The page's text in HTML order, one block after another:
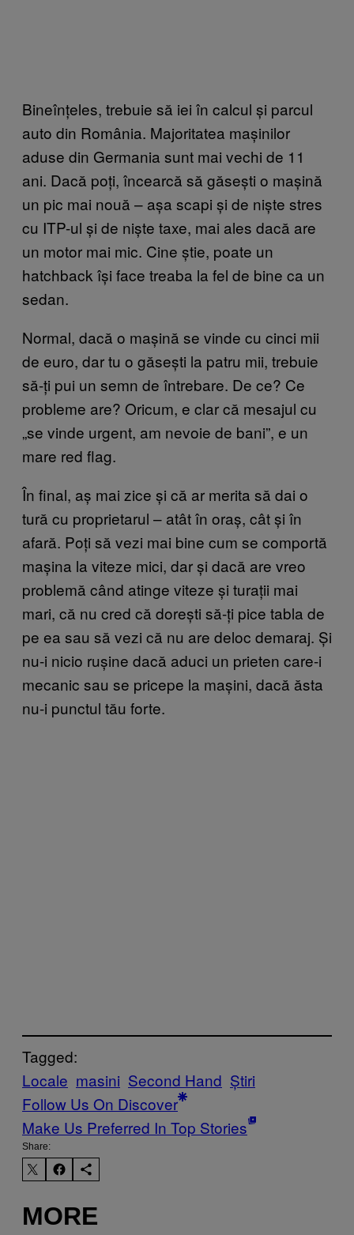
Bineînțeles, trebuie să iei în calcul și parcul
auto din România. Majoritatea mașinilor
aduse din Germania sunt mai vechi de 11
ani. Dacă poți, încearcă să găsești o mașină
un pic mai nouă – așa scapi și de niște stres
cu ITP-ul și de niște taxe, mai ales dacă are
un motor mai mic. Cine știe, poate un
hatchback își face treaba la fel de bine ca un
sedan.
Normal, dacă o mașină se vinde cu cinci mii
de euro, dar tu o găsești la patru mii, trebuie
să-ți pui un semn de întrebare. De ce? Ce
probleme are? Oricum, e clar că mesajul cu
„se vinde urgent, am nevoie de bani”, e un
mare red flag.
În final, aș mai zice și că ar merita să dai o
tură cu proprietarul – atât în oraș, cât și în
afară. Poți să vezi mai bine cum se comportă
mașina la viteze mici, dar și dacă are vreo
problemă când atinge viteze și turații mai
mari, că nu cred că dorești să-ți pice tabla de
pe ea sau să vezi că nu are deloc demaraj. Și
nu-i nicio rușine dacă aduci un prieten care-i
mecanic sau se pricepe la mașini, dacă ăsta
nu-i punctul tău forte.
Tagged:
Locale masini Second Hand Știri
Follow Us On Discover
Make Us Preferred In Top Stories
Share:
MORE